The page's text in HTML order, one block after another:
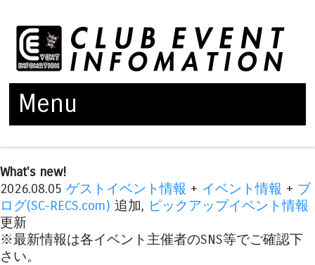
Menu
What's new!
2026.08.05 ゲストイベント情報 + イベント情報 + ブ
ログ(SC-RECS.com) 追加, ピックアップイベント情報
更新
※最新情報は各イベント主催者のSNS等でご確認下
さい。